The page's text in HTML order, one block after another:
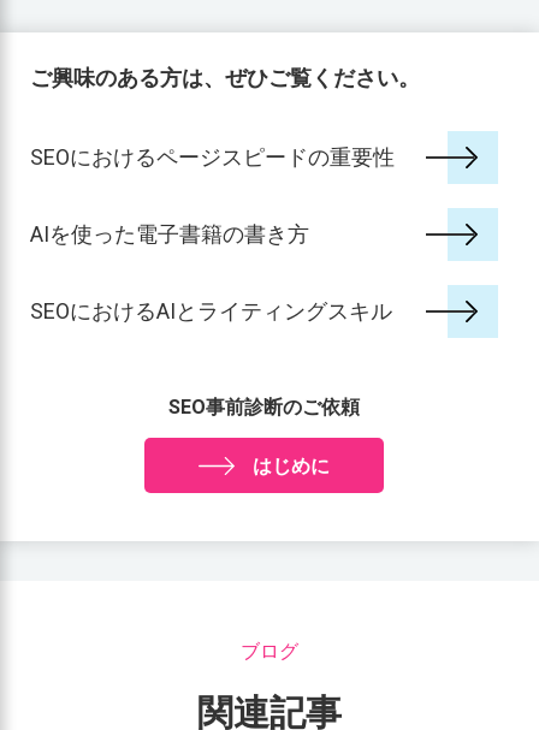
ご興味のある方は、ぜひご覧ください。
SEOにおけるページスピードの重要性
AIを使った電子書籍の書き方
SEOにおけるAIとライティングスキル
SEO事前診断のご依頼
はじめに
ブログ
関連記事